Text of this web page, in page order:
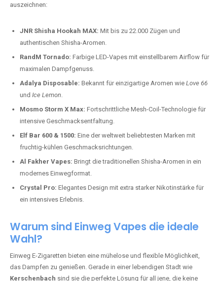
auszeichnen:
JNR Shisha Hookah MAX: Mit bis zu 22.000 Zügen und
authentischen Shisha-Aromen.
RandM Tornado: Farbige LED-Vapes mit einstellbarem Airflow für
maximalen Dampfgenuss.
Adalya Disposable: Bekannt für einzigartige Aromen wie Love 66
und Ice Lemon.
Mosmo Storm X Max: Fortschrittliche Mesh-Coil-Technologie für
intensive Geschmacksentfaltung.
Elf Bar 600 & 1500: Eine der weltweit beliebtesten Marken mit
fruchtig-kühlen Geschmacksrichtungen.
Al Fakher Vapes: Bringt die traditionellen Shisha-Aromen in ein
modernes Einwegformat.
Crystal Pro: Elegantes Design mit extra starker Nikotinstärke für
ein intensives Erlebnis.
Warum sind Einweg Vapes die ideale
Wahl?
Einweg E-Zigaretten bieten eine mühelose und flexible Möglichkeit,
das Dampfen zu genießen. Gerade in einer lebendigen Stadt wie
Kerschenbach sind sie die perfekte Lösung für all jene, die keine